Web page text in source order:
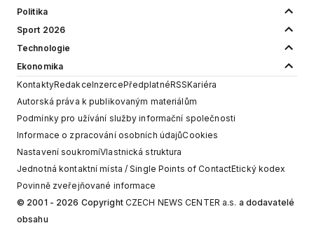
Politika
Sport 2026
Technologie
Ekonomika
KontaktyRedakceInzercePředplatnéRSSKariéra
Autorská práva k publikovaným materiálům
Podmínky pro užívání služby informační společnosti
Informace o zpracování osobních údajůCookies
Nastavení soukromíVlastnická struktura
Jednotná kontaktní místa / Single Points of ContactEtický kodex
Povinně zveřejňované informace
© 2001 - 2026 Copyright CZECH NEWS CENTER a.s. a dodavatelé
obsahu